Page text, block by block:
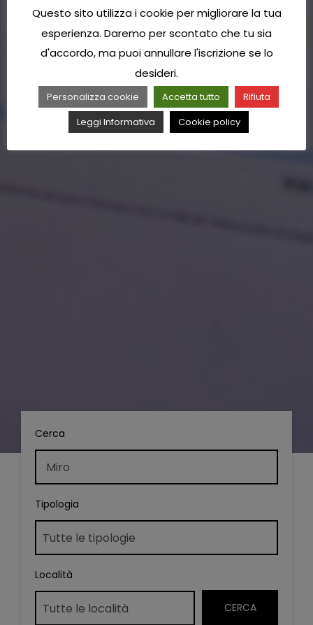
Cerca
Tipologia
Località
Questo sito utilizza i cookie per migliorare la tua
esperienza. Daremo per scontato che tu sia
d'accordo, ma puoi annullare l'iscrizione se lo
desideri.
Personalizza cookie Accetta tutto
Rifiuta
Leggi Informativa
Cookie policy